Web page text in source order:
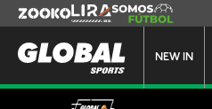
NEW IN
Zooko Lira Somos Futbol